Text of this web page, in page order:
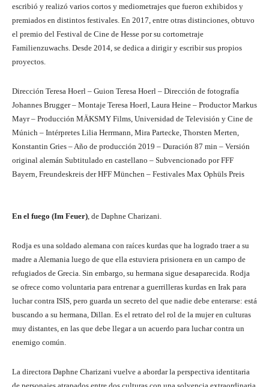
escribió y realizó varios cortos y mediometrajes que fueron exhibidos y
premiados en distintos festivales. En 2017, entre otras distinciones, obtuvo
el premio del Festival de Cine de Hesse por su cortometraje
Familienzuwachs. Desde 2014, se dedica a dirigir y escribir sus propios
proyectos.
Dirección Teresa Hoerl – Guion Teresa Hoerl – Dirección de fotografía
Johannes Brugger – Montaje Teresa Hoerl, Laura Heine – Productor Markus
Mayr – Producción MÄKSMY Films, Universidad de Televisión y Cine de
Múnich – Intérpretes Lilia Herrmann, Mira Partecke, Thorsten Merten,
Konstantin Gries – Año de producción 2019 – Duración 87 min – Versión
original alemán Subtitulado en castellano – Subvencionado por FFF
Bayern, Freundeskreis der HFF München – Festivales Max Ophüls Preis
En el fuego (Im Feuer) , de Daphne Charizani.
Rodja es una soldado alemana con raíces kurdas que ha logrado traer a su
madre a Alemania luego de que ella estuviera prisionera en un campo de
refugiados de Grecia. Sin embargo, su hermana sigue desaparecida. Rodja
se ofrece como voluntaria para entrenar a guerrilleras kurdas en Irak para
luchar contra ISIS, pero guarda un secreto del que nadie debe enterarse: está
buscando a su hermana, Dillan. Es el retrato del rol de la mujer en culturas
muy distantes, en las que debe llegar a un acuerdo para luchar contra un
enemigo común.
La directora Daphne Charizani vuelve a abordar la perspectiva identitaria